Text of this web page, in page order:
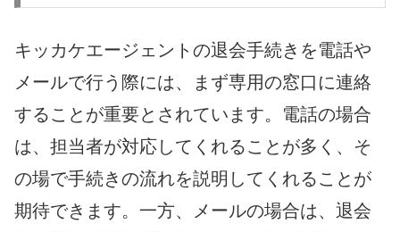
キッカケエージェントの退会手続きを電話や
メールで行う際には、まず専用の窓口に連絡
することが重要とされています。電話の場合
は、担当者が対応してくれることが多く、そ
の場で手続きの流れを説明してくれることが
期待できます。一方、メールの場合は、退会